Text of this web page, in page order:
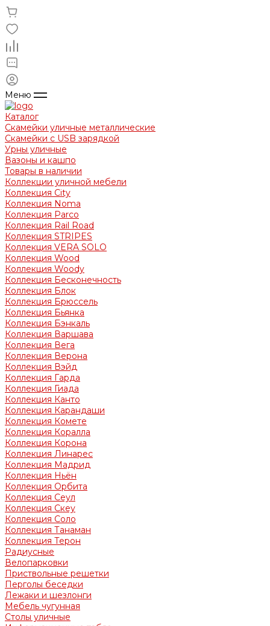
Меню
Каталог
Скамейки уличные металлические
Скамейки с USB зарядкой
Урны уличные
Вазоны и кашпо
Товары в наличии
Коллекции уличной мебели
Коллекция City
Коллекция Noma
Коллекция Parco
Коллекция Rail Road
Коллекция STRIPES
Коллекция VERA SOLO
Коллекция Wood
Коллекция Woody
Коллекция Бесконечность
Коллекция Блок
Коллекция Брюссель
Коллекция Бьянка
Коллекция Бэнкаль
Коллекция Варшава
Коллекция Вега
Коллекция Верона
Коллекция Вэйд
Коллекция Гарда
Коллекция Гиада
Коллекция Канто
Коллекция Карандаши
Коллекция Комете
Коллекция Коралла
Коллекция Корона
Коллекция Линарес
Коллекция Мадрид
Коллекция Ньён
Коллекция Орбита
Коллекция Сеул
Коллекция Скеу
Коллекция Соло
Коллекция Танаман
Коллекция Терон
Радиусные
Велопарковки
Приствольные решетки
Перголы беседки
Лежаки и шезлонги
Мебель чугунная
Столы уличные